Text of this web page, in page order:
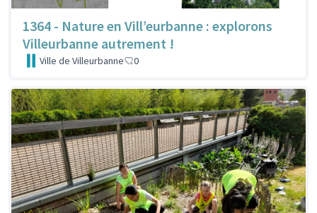
1364 - Nature en Vill’eurbanne : explorons
Villeurbanne autrement !
Ville de Villeurbanne 0